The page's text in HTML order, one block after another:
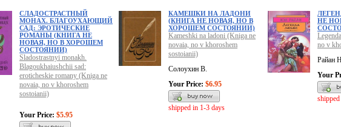
СЛАДОСТРАСТНЫЙ
МОНАХ. БЛАГОУХАЮЩИЙ
САД: ЭРОТИЧЕСКИЕ
РОМАНЫ (КНИГА НЕ
НОВАЯ, НО В ХОРОШЕМ
СОСТОЯНИИ)
Sladostrastnyi monakh.
Blagoukhaiushchii sad:
eroticheskie romany (Kniga ne
novaia, no v khoroshem
sostoianii)
Your Price: $5.95
КАМЕШКИ НА ЛАДОНИ
(КНИГА НЕ НОВАЯ, НО В
ХОРОШЕМ СОСТОЯНИИ)
Kameshki na ladoni (Kniga ne
novaia, no v khoroshem
sostoianii)
Солоухин В.
Your Price: $6.95
shipped in 1-3 days
НЕ
no v
Райан
Your